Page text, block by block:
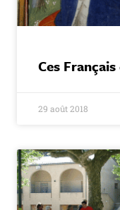
Ces
29 août 2018